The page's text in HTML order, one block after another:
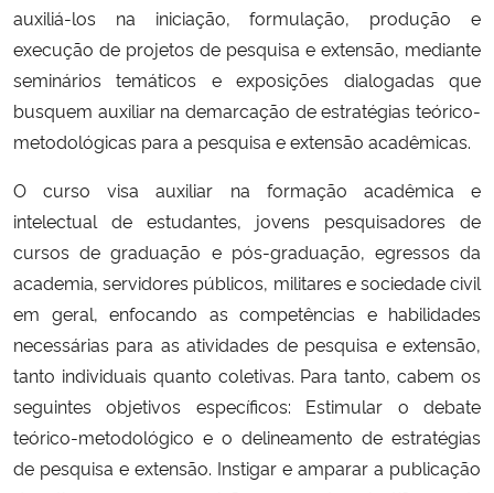
auxiliá-los na iniciação, formulação, produção e
execução de projetos de pesquisa e extensão, mediante
seminários temáticos e exposições dialogadas que
busquem auxiliar na demarcação de estratégias teórico-
metodológicas para a pesquisa e extensão acadêmicas.
O curso visa auxiliar na formação acadêmica e
intelectual de estudantes, jovens pesquisadores de
cursos de graduação e pós-graduação, egressos da
academia, servidores públicos, militares e sociedade civil
em geral, enfocando as competências e habilidades
necessárias para as atividades de pesquisa e extensão,
tanto individuais quanto coletivas. Para tanto, cabem os
seguintes objetivos específicos: Estimular o debate
teórico-metodológico e o delineamento de estratégias
de pesquisa e extensão. Instigar e amparar a publicação